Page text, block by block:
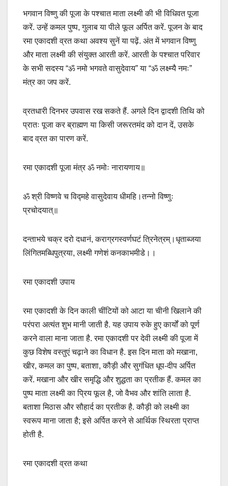
भगवान विष्णु की पूजा के पश्चात माता लक्ष्मी की भी विधिवत पूजा
करें. उन्हें कमल पुष्प, गुलाब या पीले फूल अर्पित करें. पूजन के बाद
रमा एकादशी व्रत कथा अवश्य सुनें या पढ़ें. अंत में भगवान विष्णु
और माता लक्ष्मी की संयुक्त आरती करें. आरती के पश्चात परिवार
के सभी सदस्य “ॐ नमो भगवते वासुदेवाय” या “ॐ लक्ष्म्यै नमः”
मंत्र का जप करें.
व्रतधारी दिनभर उपवास रख सकते हैं. अगले दिन द्वादशी तिथि को
प्रातः पूजा कर ब्राह्मण या किसी जरूरतमंद को दान दें, उसके
बाद व्रत का पारण करें.
रमा एकादशी पूजा मंत्र ॐ नमोः नारायणाय॥
ॐ श्री विष्णवे च विद्महे वासुदेवाय धीमहि।तन्नो विष्णुः
प्रचोदयात्॥
दन्ताभये चक्र दरो दधानं, कराग्रगस्वर्णघटं त्रिनेत्रम्।धृताब्जया
लिंगितमब्धिपुत्रया, लक्ष्मी गणेशं कनकाभमीडे।।
रमा एकादशी उपाय
रमा एकादशी के दिन काली चींटियों को आटा या चीनी खिलाने की
परंपरा अत्यंत शुभ मानी जाती है. यह उपाय रुके हुए कार्यों को पूर्ण
करने वाला माना जाता है. रमा एकादशी पर देवी लक्ष्मी की पूजा में
कुछ विशेष वस्तुएं चढ़ाने का विधान है. इस दिन माता को मखाना,
खीर, कमल का पुष्प, बताशा, कौड़ी और सुगंधित धूप-दीप अर्पित
करें. मखाना और खीर समृद्धि और शुद्धता का प्रतीक हैं. कमल का
पुष्प माता लक्ष्मी का प्रिय फूल है, जो वैभव और शांति लाता है.
बताशा मिठास और सौहार्द का प्रतीक है. कौड़ी को लक्ष्मी का
स्वरूप माना जाता है; इसे अर्पित करने से आर्थिक स्थिरता प्राप्त
होती है.
रमा एकादशी व्रत कथा